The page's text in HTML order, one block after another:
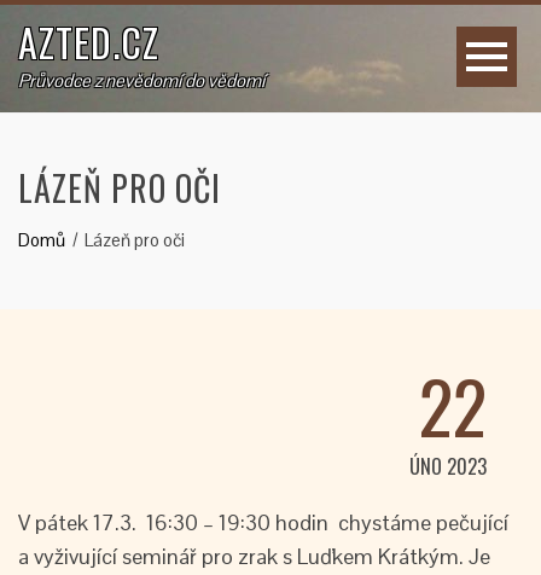
AZTED.CZ
Průvodce z nevědomí do vědomí
LÁZEŇ PRO OČI
Domů Lázeň pro oči
22
ÚNO 2023
V pátek 17.3. 16:30 – 19:30 hodin chystáme pečující
a vyživující seminář pro zrak s Luďkem Krátkým. Je